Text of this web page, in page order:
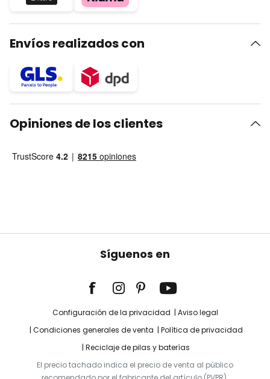
Envíos realizados con
Opiniones de los clientes
Síguenos en
Configuración de la privacidad
Aviso legal
Condiciones generales de venta
Política de privacidad
Reciclaje de pilas y baterías
El precio tachado indica el precio de venta al público